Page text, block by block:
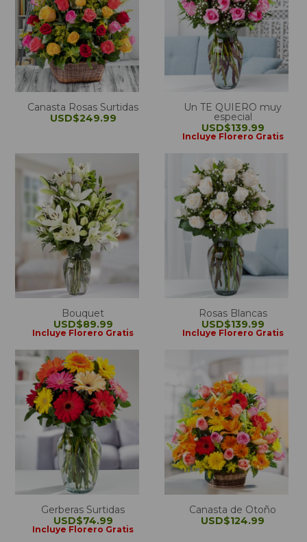
Canasta Rosas Surtidas
USD$249.99
Un TE QUIERO muy
especial
USD$139.99
Incluye Florero Gratis
Bouquet
USD$89.99
Incluye Florero Gratis
Rosas Blancas
USD$139.99
Incluye Florero Gratis
Gerberas Surtidas
USD$74.99
Incluye Florero Gratis
Canasta de Otoño
USD$124.99